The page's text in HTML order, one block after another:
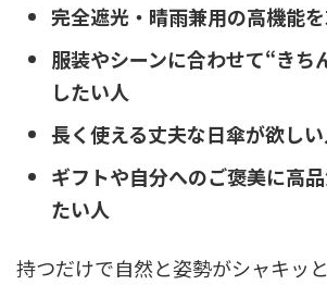
完全遮光・晴雨兼用の高機能
服装やシーンに合わせて“きち
したい人
長く使える丈夫な日傘が欲し
ギフトや自分へのご褒美に高
たい人
持つだけで自然と姿勢がシャキッ